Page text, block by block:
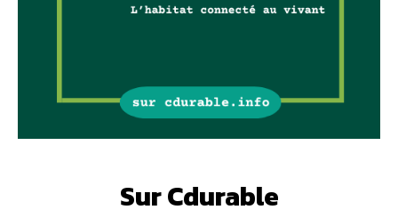
Sur Cdurable